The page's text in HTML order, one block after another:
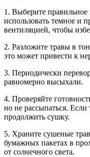
1. Выберите
использовать темное и
вентиляцией, чтобы
2. Разложите травы в
это может привести к
3. Периодически
равномерно высыхали.
4. Проверяйте
но не рассыпаться.
продолжить сушку.
5. Храните сушеные
бумажных пакетах в
от солнечного света.